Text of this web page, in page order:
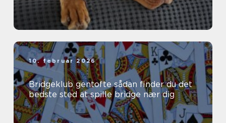
10. februar 2026
Bridgeklub gentofte sådan finder du det
bedste sted at spille bridge nær dig